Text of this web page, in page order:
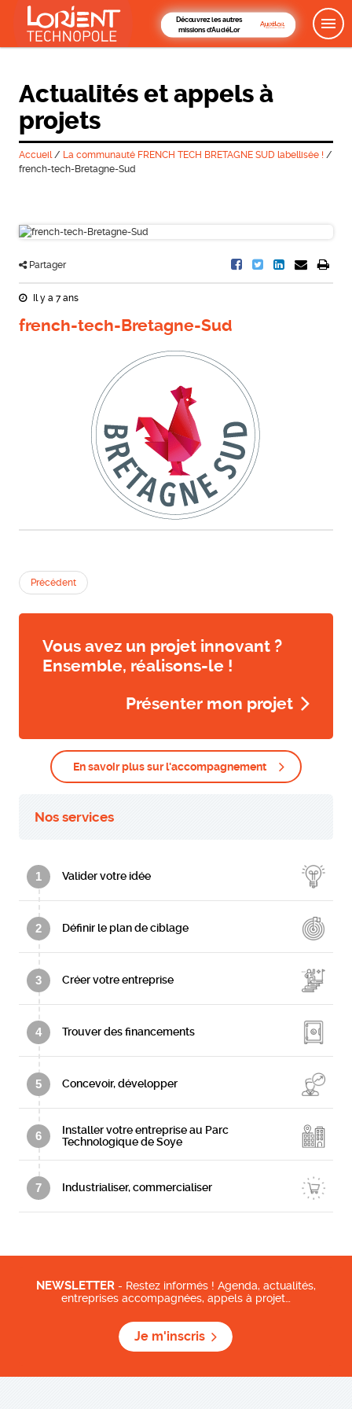
Découvrez les autres
missions d'AudéLor
Actualités et appels à
projets
Accueil/ La communauté FRENCH TECH BRETAGNE SUD labellisée ! /
french-tech-Bretagne-Sud
Partager
Il y a 7 ans
french-tech-Bretagne-Sud
Précédent
Vous avez un projet innovant ?
Ensemble, réalisons-le !
Présenter mon projet
En savoir plus sur l'accompagnement
Nos services
1 Valider votre idée
2 Définir le plan de ciblage
3 Créer votre entreprise
4 Trouver des financements
5 Concevoir, développer
6
Installer votre entreprise au Parc
Technologique de Soye
7 Industrialiser, commercialiser
NEWSLETTER - Restez informés ! Agenda, actualités,
entreprises accompagnées, appels à projet…
Je m'inscris